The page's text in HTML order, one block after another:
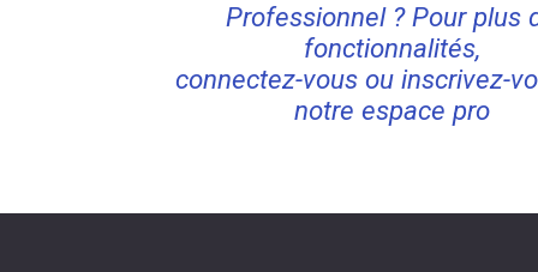
Professionnel ? Pour plus
fonctionnalités,
connectez-vous ou inscrivez-
notre espace pro